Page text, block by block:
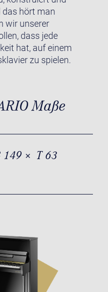
das hört man
wir unserer
dass jede
hat, auf einem
zu spielen.
Maße
× T 63